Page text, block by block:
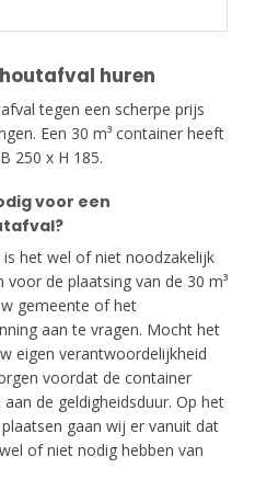
huren
tegen een scherpe prijs
Een 30 m³ container heeft
250 x H 185.
voor een
het wel of niet noodzakelijk
de plaatsing van de 30 m³
gemeente of het
aan te vragen. Mocht het
eigen verantwoordelijkheid
voordat de container
de geldigheidsduur. Op het
gaan wij er vanuit dat
of niet nodig hebben van